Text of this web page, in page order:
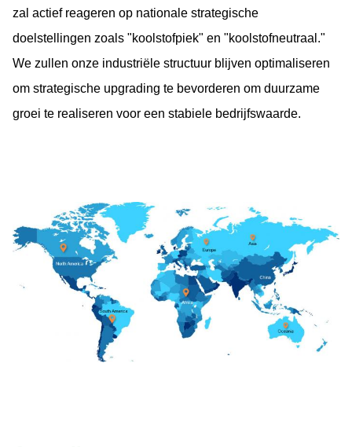
zal actief reageren op nationale strategische
doelstellingen zoals "koolstofpiek" en "koolstofneutraal."
We zullen onze industriële structuur blijven optimaliseren
om strategische upgrading te bevorderen om duurzame
groei te realiseren voor een stabiele bedrijfswaarde.